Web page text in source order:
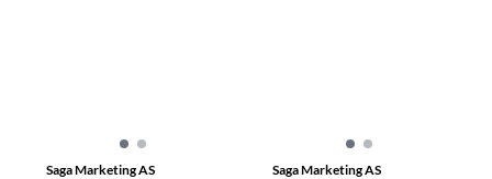
Saga Marketing AS Saga Marketing AS